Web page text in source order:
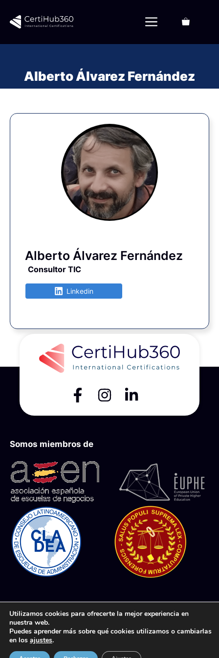
contenido
Menú
Alberto Álvarez Fernández
Alberto Álvarez Fernández
Consultor TIC
Linkedin
Somos miembros de
Uso de Cookies
Política de Privacidad
Política de Calidad
de compra
Utilizamos cookies para ofrecerte la mejor experiencia en
nuestra web.
Puedes aprender más sobre qué cookies utilizamos o cambiarlas
en los ajustes.